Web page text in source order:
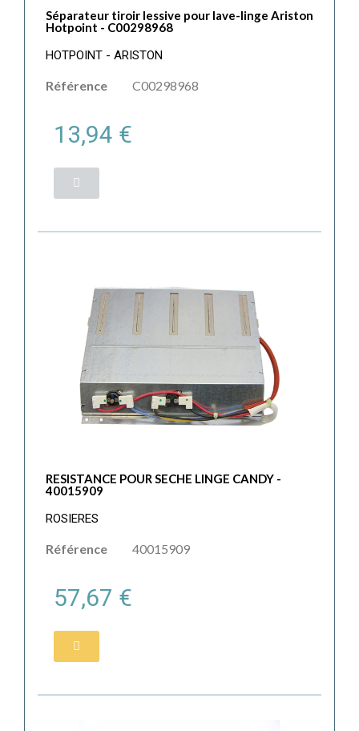
Séparateur tiroir lessive pour lave-linge Ariston
Hotpoint - C00298968
HOTPOINT - ARISTON
Référence C00298968
13,94 €
RESISTANCE POUR SECHE LINGE CANDY -
40015909
ROSIERES
Référence 40015909
57,67 €